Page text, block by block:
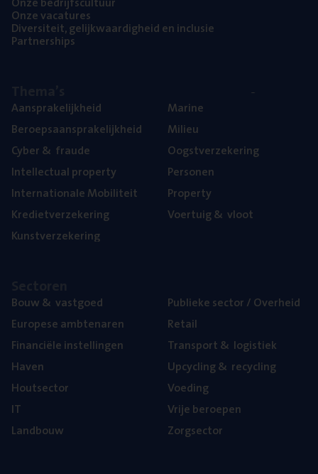
Onze vaca­tu­res
Diver­si­teit, gelijk­waar­dig­heid en inclusie
Part­ner­ships
Aan­spra­ke­lijk­heid
Beroeps­aan­spra­ke­lijk­heid
Cyber& fraude
Intel­lec­tu­al property
Inter­na­ti­o­na­le Mobiliteit
Kre­diet­ver­ze­ke­ring
Kunst­ver­ze­ke­ring
Mari­ne
Mili­eu
Oogst­ver­ze­ke­ring
Per­so­nen
Pro­per­ty
Voer­tuig& vloot
Bouw& vastgoed
Euro­pe­se ambtenaren
Finan­ci­ë­le instellingen
Haven
Hout­sec­tor
IT
Land­bouw
Publie­ke sec­tor / Overheid
Retail
Trans­port& logistiek
Upcy­cling& recycling
Voe­ding
Vrije beroe­pen
Zorg­sec­tor